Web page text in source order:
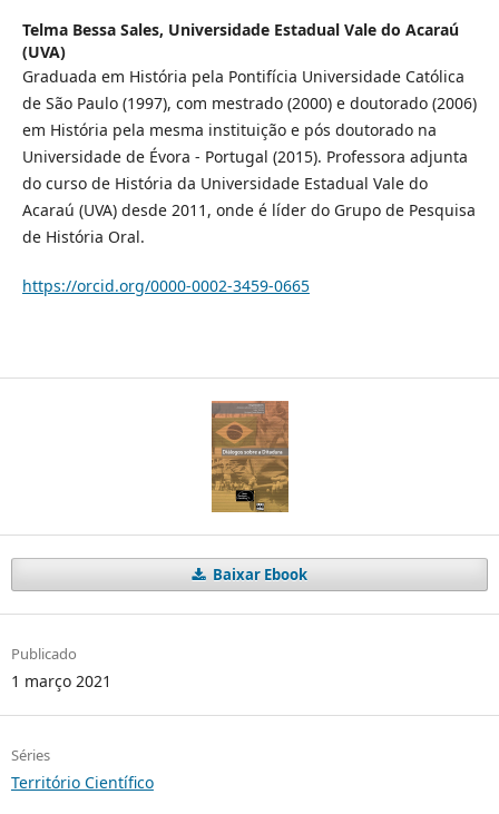
Telma Bessa Sales, Universidade Estadual Vale do Acaraú
(UVA)
Graduada em História pela Pontifícia Universidade Católica
de São Paulo (1997), com mestrado (2000) e doutorado (2006)
em História pela mesma instituição e pós doutorado na
Universidade de Évora - Portugal (2015). Professora adjunta
do curso de História da Universidade Estadual Vale do
Acaraú (UVA) desde 2011, onde é líder do Grupo de Pesquisa
de História Oral.
https://orcid.org/0000-0002-3459-0665
Baixar Ebook
Publicado
1 março 2021
Séries
Território Científico